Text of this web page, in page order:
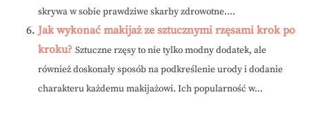
skrywa w sobie prawdziwe skarby zdrowotne....
Jak wykonać makijaż ze sztucznymi rzęsami krok po
kroku? Sztuczne rzęsy to nie tylko modny dodatek, ale
również doskonały sposób na podkreślenie urody i dodanie
charakteru każdemu makijażowi. Ich popularność w...